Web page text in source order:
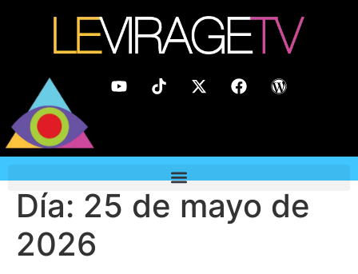
Día: 25 de mayo de
2026